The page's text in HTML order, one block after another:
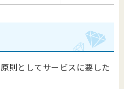
則としてサービスに要した